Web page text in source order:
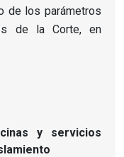
de los parámetros
de la Corte, en
y servicios